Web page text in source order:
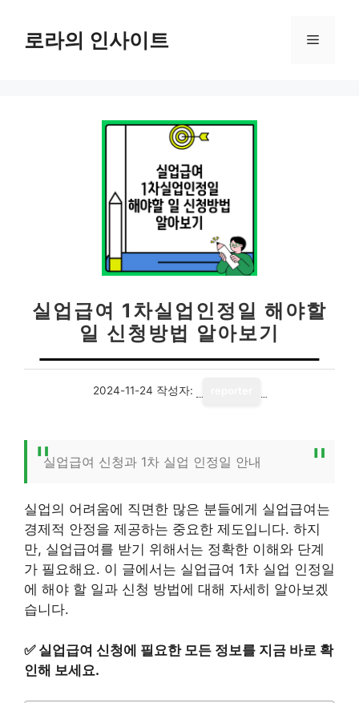
로라의 인사이트 메
실업급여 1차실업인정일 해야할
일 신청방법 알아보기
2024-11-24 작성자:
실업급여 신청과 1차 실업 인정일 안내
실업의 어려움에 직면한 많은 분들에게 실업급여는
경제적 안정을 제공하는 중요한 제도입니다. 하지
만, 실업급여를 받기 위해서는 정확한 이해와 단계
가 필요해요. 이 글에서는 실업급여 1차 실업 인정일
에 해야 할 일과 신청 방법에 대해 자세히 알아보겠
습니다.
✅ 실업급여 신청에 필요한 모든 정보를 지금 바로 확
인해 보세요.